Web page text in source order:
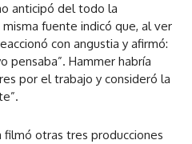
anticipó del todo la
fuente indicó que, al ver
con angustia y afirmó:
pensaba”. Hammer habría
por el trabajo y consideró la
otras tres producciones